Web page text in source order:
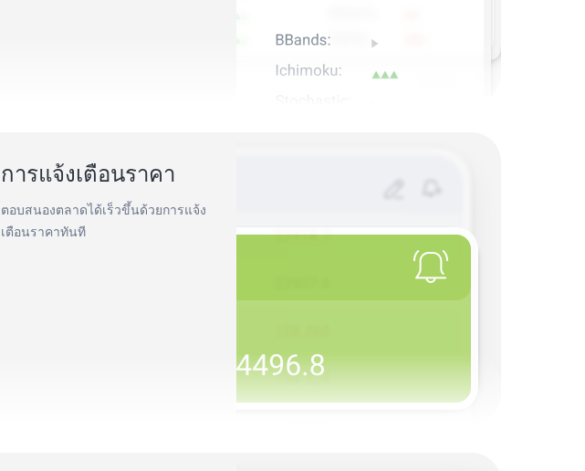
การแจ้งเตือนราคา
ตอบสนองตลาดได้เร็วขึ้นด้วยการแจ้ง
เตือนราคาทันที